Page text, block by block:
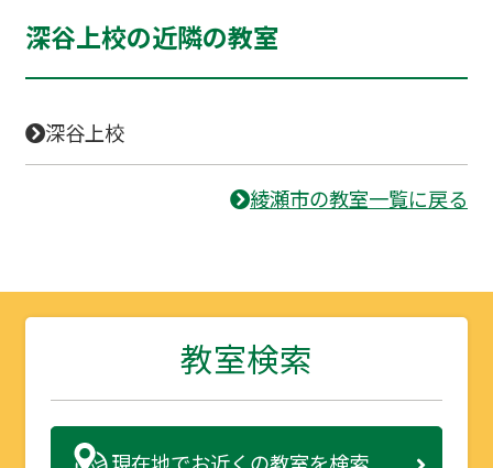
深谷上校の近隣の教室
深谷上校
綾瀬市の教室一覧に戻る
教室検索